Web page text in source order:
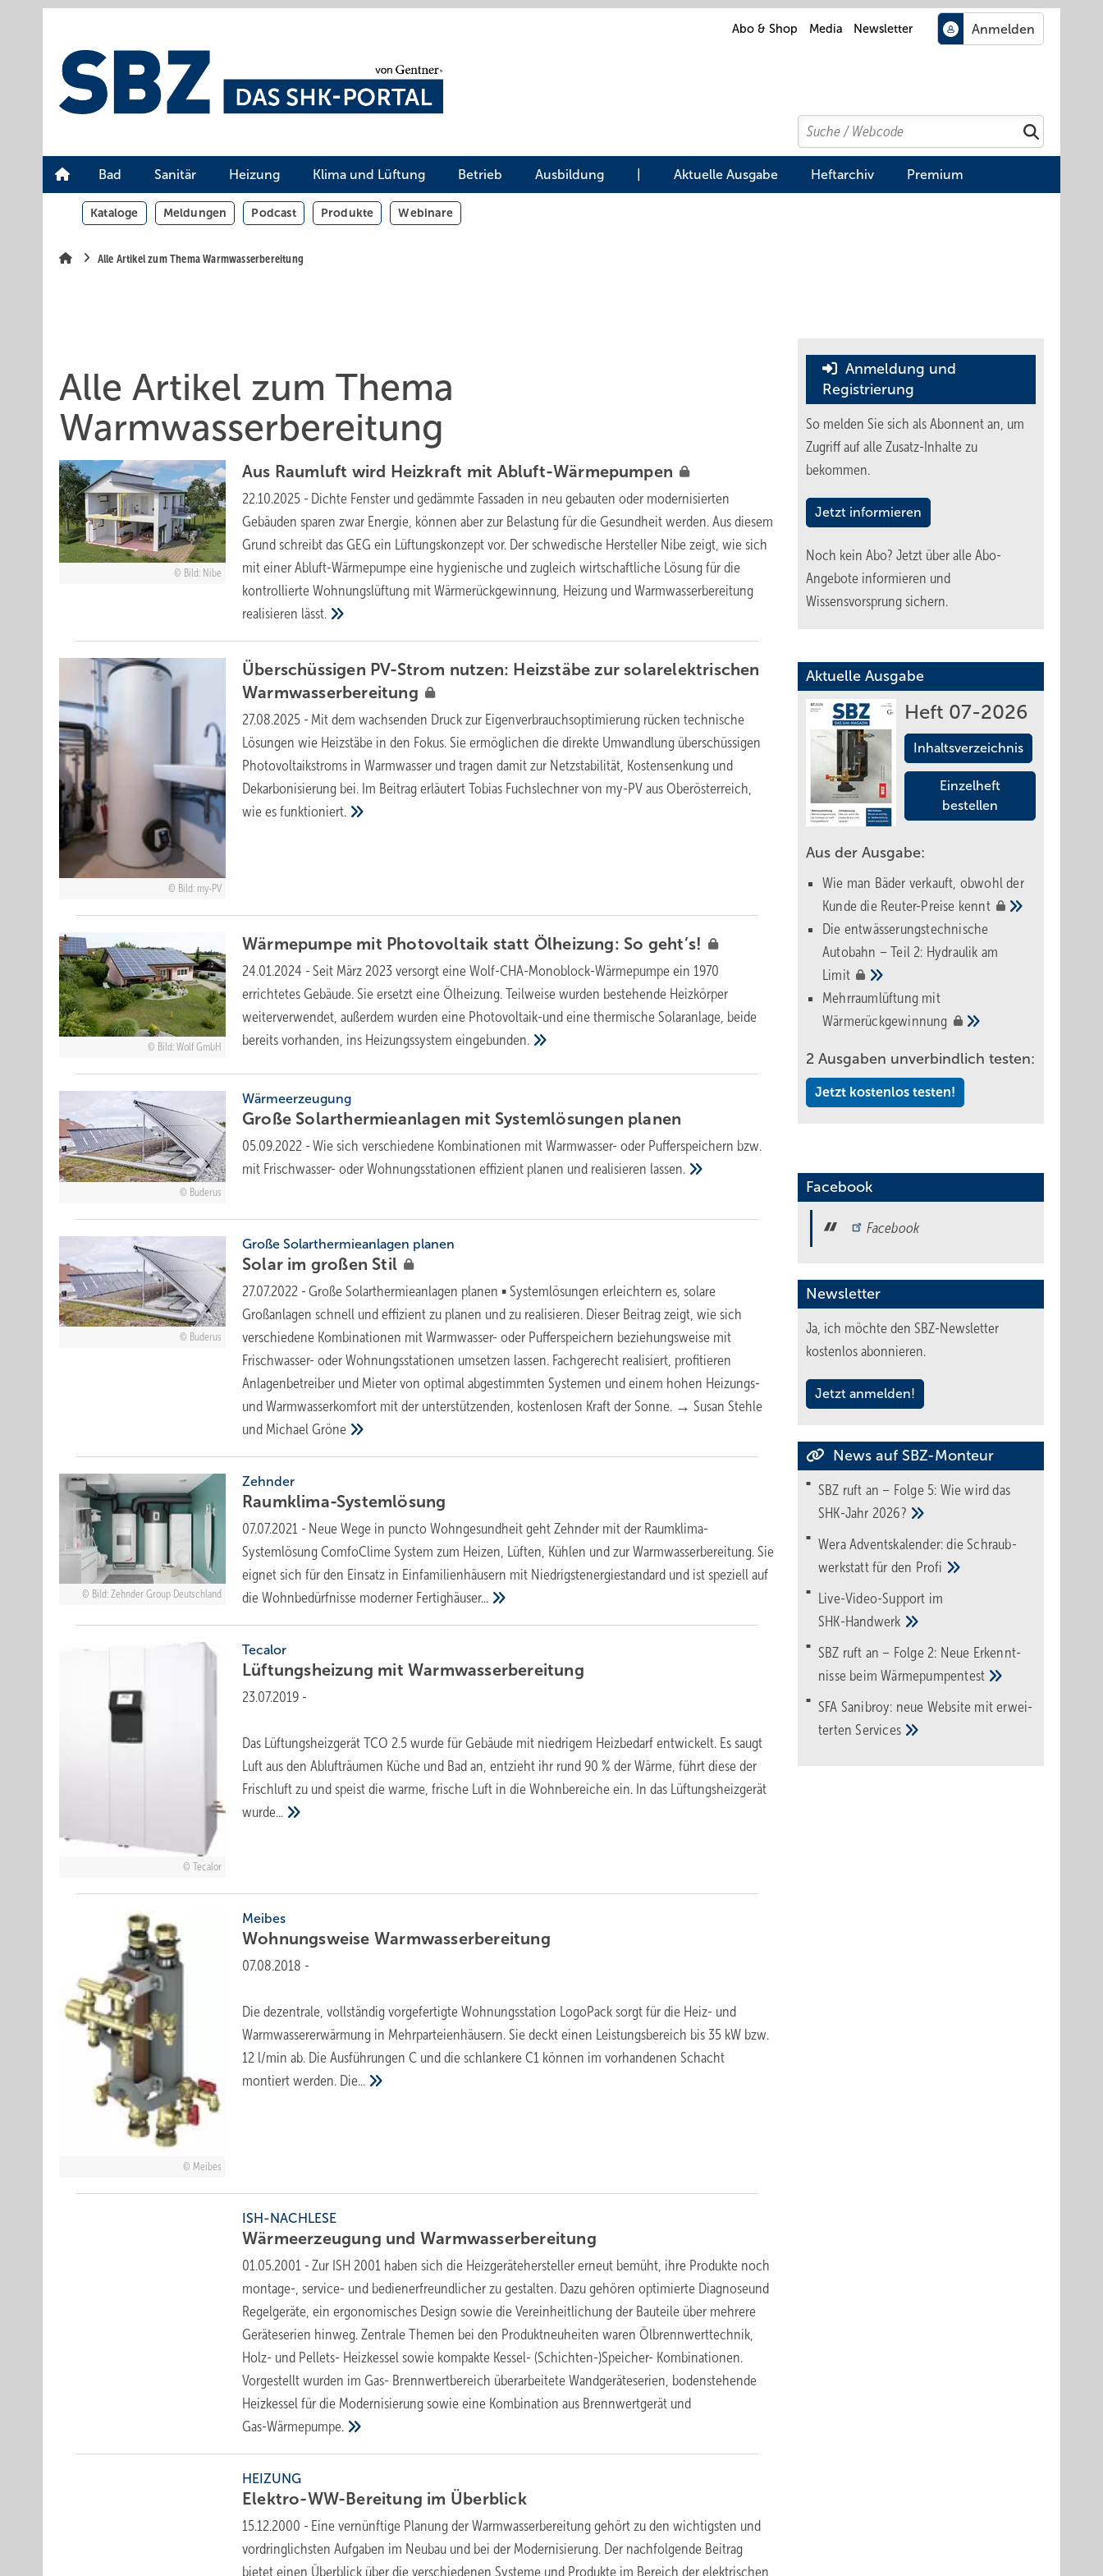
Abo & Shop Media Newsletter
Search
Suchen
Bad Sanitär Heizung Klima und Lüftung Betrieb Ausbildung Aktuelle Ausgabe Heftarchiv Premium
Kataloge Meldungen Podcast Produkte Webinare
Alle Artikel zum Thema Warmwasserbereitung
Alle Artikel zum Thema
Warmwasserbereitung
Bild: Nibe
Aus Raumluft wird Heizkraft mit Abluft-Wärmepumpen
22.10.2025 - Dichte Fenster und gedämmte Fassaden in neu gebauten oder modernisierten
Gebäuden sparen zwar Energie, können aber zur Belastung für die Gesundheit werden. Aus diesem
Grund schreibt das GEG ein Lüftungskonzept vor. Der schwedische Hersteller Nibe zeigt, wie sich
mit einer Abluft-Wärmepumpe eine hygienische und zugleich wirtschaftliche Lösung für die
kontrollierte Wohnungslüftung mit Wärmerückgewinnung, Heizung und Warmwasserbereitung
realisieren lässt.
Bild: my-PV
Ü berschüssigen PV-Strom nutzen: Heizstäbe zur solarelektrischen
Warmwasserbereitung
27.08.2025 - Mit dem wachsenden Druck zur Eigenverbrauchsoptimierung rücken technische
Lö sungen wie Heizstäbe in den Fokus. Sie ermöglichen die direkte Umwandlung überschüssigen
Photovoltaikstroms in Warmwasser und tragen damit zur Netzstabilität, Kostensenkung und
Dekarbonisierung bei. Im Beitrag erläutert Tobias Fuchslechner von my-PV aus Oberösterreich,
wie esfunktioniert.
Bild: Wolf GmbH
Wärmepumpe mit Photovoltaik statt Ölheizung: So geht’s!
24.01.2024 - Seit März 2023 versorgt eine Wolf-CHA-Monoblock-Wärmepumpe ein 1970
errichtetes Gebäude. Sie ersetzt eine Ölheizung. Teilweise wurden bestehende Heizkörper
weiterverwendet, außerdem wurden eine Photovoltaik-und eine thermische Solaranlage, beide
bereits vorhanden, ins Heizungssystemeingebunden.
Buderus
Wärmeerzeugung
Große Solarthermieanlagen mit Systemlösungen planen
05.09.2022 - Wie sich verschiedene Kombinationen mit Warmwasser- oder Pufferspeichern bzw.
mit Frischwasser- oder Wohnungsstationen effizient planen und realisieren lassen.
Buderus
Große Solarthermieanlagen planen
Solar im großen Stil
27.07.2022 - Große Solarthermieanlagen planen ▪ Systemlösungen erleichtern es, solare
Großanlagen schnell und effizient zu planen und zu realisieren. Dieser Beitrag zeigt, wie sich
verschiedene Kombinationen mit Warmwasser- oder Pufferspeichern beziehungsweise mit
Frischwasser- oder Wohnungsstationen umsetzen lassen. Fachgerecht realisiert, profitieren
Anlagenbetreiber und Mieter von optimal abgestimmten Systemen und einem hohen Heizungs-
und Warmwasserkomfort mit der unterstützenden, kostenlosen Kraft der Sonne. → Susan Stehle
und MichaelGröne
Bild: Zehnder Group Deutschland
Zehnder
Raumklima-Systemlösung
07.07.2021 - Neue Wege in puncto Wohngesundheit geht Zehnder mit der Raumklima-
Systemlösung ComfoClime System zum Heizen, Lüften, Kühlen und zur Warmwasserbereitung. Sie
eignet sich für den Einsatz in Einfamilienhäusern mit Niedrigstenergiestandard und ist speziell auf
die Wohnbedürfnisse moderner Fertighäuser...
Tecalor
Tecalor
Lüftungsheizung mitWarmwasserbereitung
23.07.2019 -
Das Lüftungsheizgerät TCO 2.5 wurde für Gebäude mit niedrigem Heizbedarf entwickelt. Es saugt
Luft aus den Ablufträumen Küche und Bad an, entzieht ihr rund 90 % der Wärme, führt diese der
Frischluft zu und speist die warme, frische Luft in die Wohnbereiche ein. In das Lüftungsheizgerät
wurde...
Meibes
Meibes
Wohnungsweise Warmwasserbereitung
07.08.2018 -
Die dezentrale, vollständig vorgefertigte Wohnungsstation LogoPack sorgt für die Heiz- und
Warmwassererwärmung in Mehrparteienhäusern. Sie deckt einen Leistungsbereich bis 35 kW bzw.
12 l/min ab. Die Ausführungen C und die schlankere C1 können im vorhandenen Schacht
montiert werden. Die...
ISH-NACHLESE
Wärmeerzeugung und Warmwasserbereitung
01.05.2001 - Zur ISH 2001 haben sich die Heizgerätehersteller erneut bemüht, ihre Produkte noch
montage-, service- und bedienerfreundlicher zu gestalten. Dazu gehören optimierte Diagnoseund
Regelgeräte, ein ergonomisches Design sowie die Vereinheitlichung der Bauteile über mehrere
Geräteserien hinweg. Zentrale Themen bei den Produktneuheiten waren Ölbrennwerttechnik,
Holz- und Pellets- Heizkessel sowie kompakte Kessel- (Schichten-)Speicher- Kombinationen.
Vorgestellt wurden im Gas- Brennwertbereich überarbeitete Wandgeräteserien, bodenstehende
Heizkessel für die Modernisierung sowie eine Kombination aus Brennwertgerät und
Gas-Wärmepumpe.
HEIZUNG
Elektro-WW-Bereitung im Überblick
15.12.2000 - Eine vernünftige Planung der Warmwasserbereitung gehört zu den wichtigsten und
vordringlichsten Aufgaben im Neubau und bei der Modernisierung. Der nachfolgende Beitrag
bietet einen Überblick über die verschiedenen Systeme und Produkte im Bereich der elektrischen
Anmeldung und
Registrierung
So melden Sie sich als Abonnent an, um
Zugriff auf alle Zusatz-Inhalte zu
bekommen.
Jetzt informieren
Noch kein Abo? Jetzt über alle Abo-
Angebote informieren und
Wissensvorsprung sichern.
Aktuelle Ausgabe
Heft 07-2026
Inhaltsverzeichnis
Einzelheft
bestellen
Aus der Ausgabe:
Wie man Bäder verkauft, obwohl der
Kunde die Reuter-Preise kennt
Die entwässerungstechnische
Autobahn – Teil 2: Hydraulik am
Limit
Mehrraumlüftung mit
Wärmerückgewinnung
2 Ausgaben unverbindlich testen:
Jetzt kostenlos testen!
Facebook
Facebook
Newsletter
Ja, ich möchte den SBZ-Newsletter
kostenlos abonnieren.
Jetzt anmelden!
News auf SBZ-Monteur
SBZ ruft an – Folge 5: Wie wird das
SHK-Jahr 2026?
Wera Adventskalender: die Schraub­
werk­statt für den Pro­fi
Live-Video-Support im
SHK-Handwerk
SBZ ruft an – Folge 2: Neue Erkennt­
nisse beimWärme­pumpen­test
SFA Sanibroy: neue Web­site mit erwei­
tertenServices